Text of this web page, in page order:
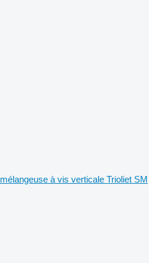
mélangeuse à vis verticale Trioliet SM